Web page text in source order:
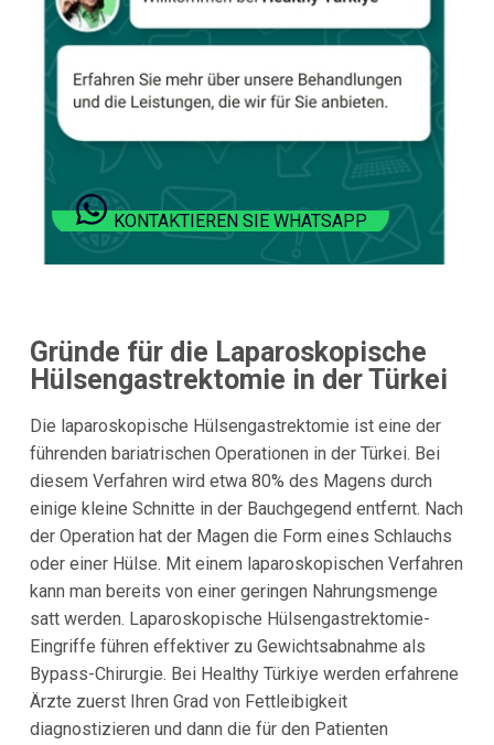
KONTAKTIEREN SIE WHATSAPP
Gründe für die Laparoskopische
Hülsengastrektomie in der Türkei
Die laparoskopische Hülsengastrektomie ist eine der
führenden bariatrischen Operationen in der Türkei. Bei
diesem Verfahren wird etwa 80% des Magens durch
einige kleine Schnitte in der Bauchgegend entfernt. Nach
der Operation hat der Magen die Form eines Schlauchs
oder einer Hülse. Mit einem laparoskopischen Verfahren
kann man bereits von einer geringen Nahrungsmenge
satt werden. Laparoskopische Hülsengastrektomie-
Eingriffe führen effektiver zu Gewichtsabnahme als
Bypass-Chirurgie. Bei Healthy Türkiye werden erfahrene
Ärzte zuerst Ihren Grad von Fettleibigkeit
diagnostizieren und dann die für den Patienten